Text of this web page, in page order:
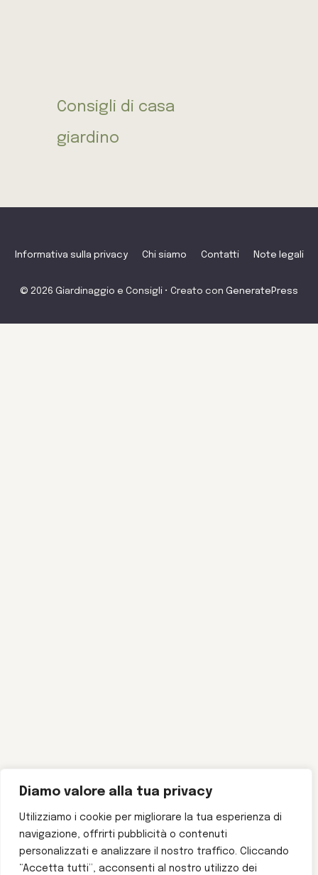
Diamo valore alla tua privacy
Utilizziamo i cookie per migliorare la tua esperienza di
navigazione, offrirti pubblicità o contenuti
personalizzati e analizzare il nostro traffico. Cliccando
“Accetta tutti”, acconsenti al nostro utilizzo dei
Consigli di casa
giardino
Informativa sulla privacy Chi siamo Contatti Note legali
© 2026 Giardinaggio e Consigli • Creato con GeneratePress